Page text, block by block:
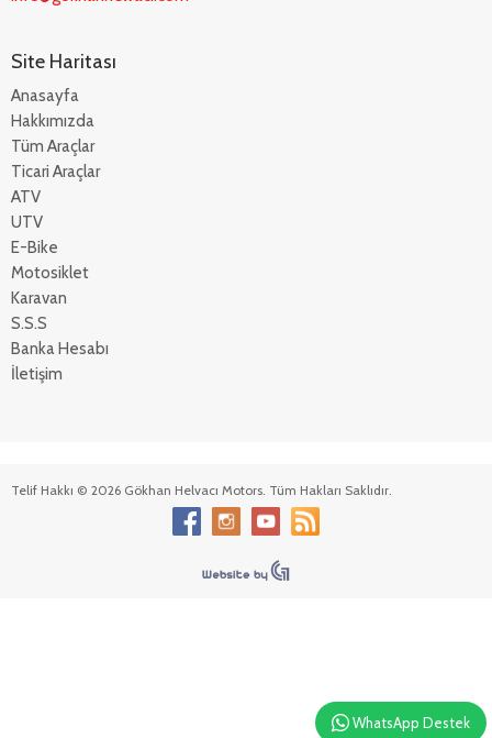
Site Haritası
Anasayfa
Hakkımızda
Tüm Araçlar
Ticari Araçlar
ATV
UTV
E-Bike
Motosiklet
Karavan
S.S.S
Banka Hesabı
İletişim
Telif Hakkı © 2026 Gökhan Helvacı Motors. Tüm Hakları Saklıdır.
WhatsApp Destek